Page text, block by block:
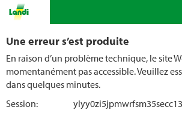
Une erreur s’est produite
En raison d’un problème technique, le site
momentanément pas accessible. Veuillez
dans quelques minutes.
Session:
ylyy0zi5jpmwrfsm35secc13